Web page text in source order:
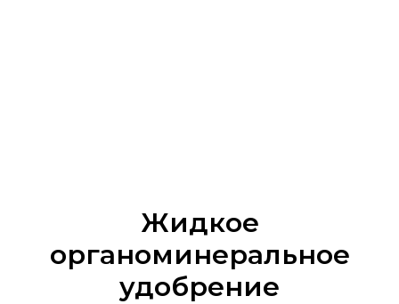
Жидкое
органоминеральное
удобрение